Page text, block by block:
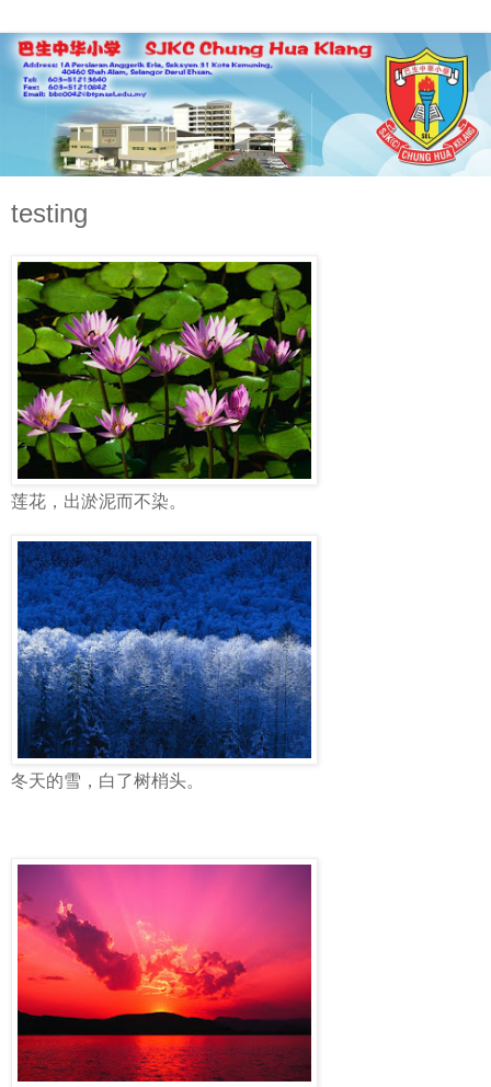
testing
莲花，出淤泥而不染。
冬天的雪，白了树梢头。